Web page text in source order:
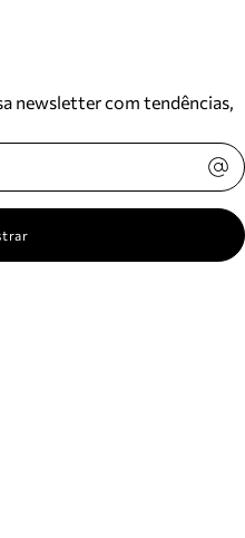
newsletter com tendências,